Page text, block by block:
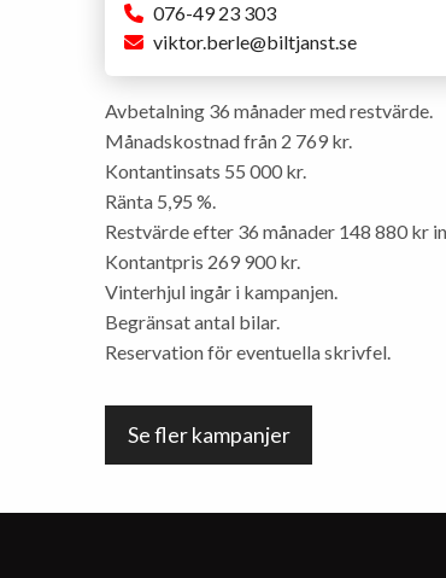
076-49 23 303
viktor.berle@biltjanst.se
Avbetalning 36 månader med restvärde.
Månadskostnad från 2 769 kr.
Kontantinsats 55 000 kr.
Ränta 5,95 %.
Restvärde efter 36 månader 148 880 kr
Kontantpris 269 900 kr.
Vinterhjul ingår i kampanjen.
Begränsat antal bilar.
Reservation för eventuella skrivfel.
Se fler kampanjer